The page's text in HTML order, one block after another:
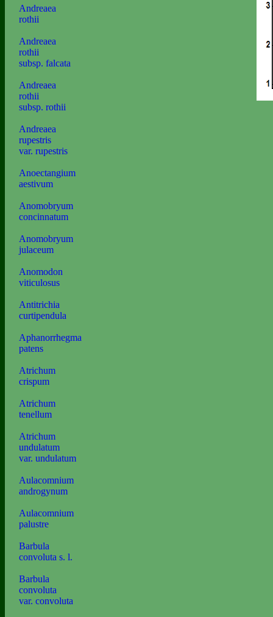
Andreaea
rothii
Andreaea
rothii
subsp. falcata
Andreaea
rothii
subsp. rothii
Andreaea
rupestris
var. rupestris
Anoectangium
aestivum
Anomobryum
concinnatum
Anomobryum
julaceum
Anomodon
viticulosus
Antitrichia
curtipendula
Aphanorrhegma
patens
Atrichum
crispum
Atrichum
tenellum
Atrichum
undulatum
var. undulatum
Aulacomnium
androgynum
Aulacomnium
palustre
Barbula
convoluta s. l.
Barbula
convoluta
var. convoluta